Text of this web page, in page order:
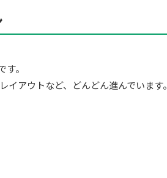
。
アウトなど、どんどん進んでいます。